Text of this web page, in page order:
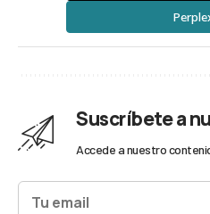
Suscríbete a
Accede a nuestro